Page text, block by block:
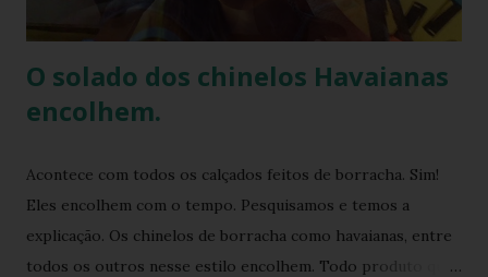
O solado dos chinelos Havaianas
encolhem.
Acontece com todos os calçados feitos de borracha. Sim!
Eles encolhem com o tempo. Pesquisamos e temos a
explicação. Os chinelos de borracha como havaianas, entre
todos os outros nesse estilo encolhem. Todo produto que